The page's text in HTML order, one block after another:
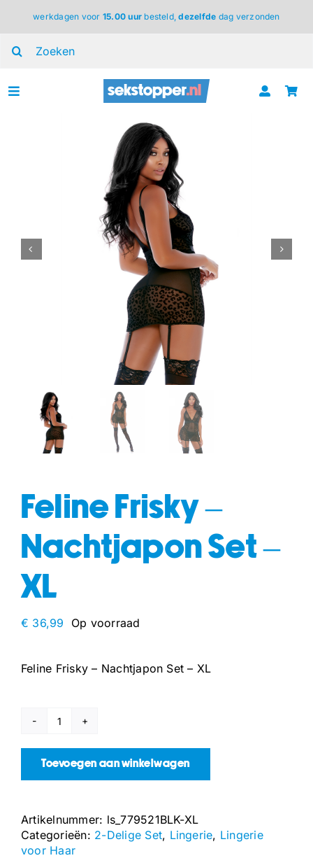
inhoud
werkdagen voor 15.00 uur besteld,dezelfde dag verzonden
Toggle
drogisterij
Feline Frisky –
Nachtjapon Set –
XL
€ 36,99 Op voorraad
Feline Frisky – Nachtjapon Set – XL
Feline
-
Nachtjapon
XL
aantal
Toevoegen aan winkelwagen
Artikelnummer: ls_779521BLK-XL
Categorieën: 2-Delige Set, Lingerie, Lingerie
voor Haar